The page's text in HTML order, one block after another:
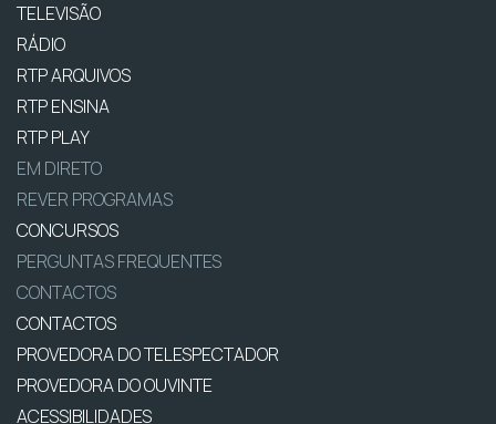
TELEVISÃO
RÁDIO
RTP ARQUIVOS
RTP ENSINA
RTP PLAY
EM DIRETO
REVER PROGRAMAS
CONCURSOS
PERGUNTAS FREQUENTES
CONTACTOS
CONTACTOS
PROVEDORA DO TELESPECTADOR
PROVEDORA DO OUVINTE
ACESSIBILIDADES